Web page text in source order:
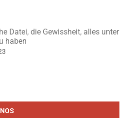
Datei, die Gewissheit, alles unter
haben